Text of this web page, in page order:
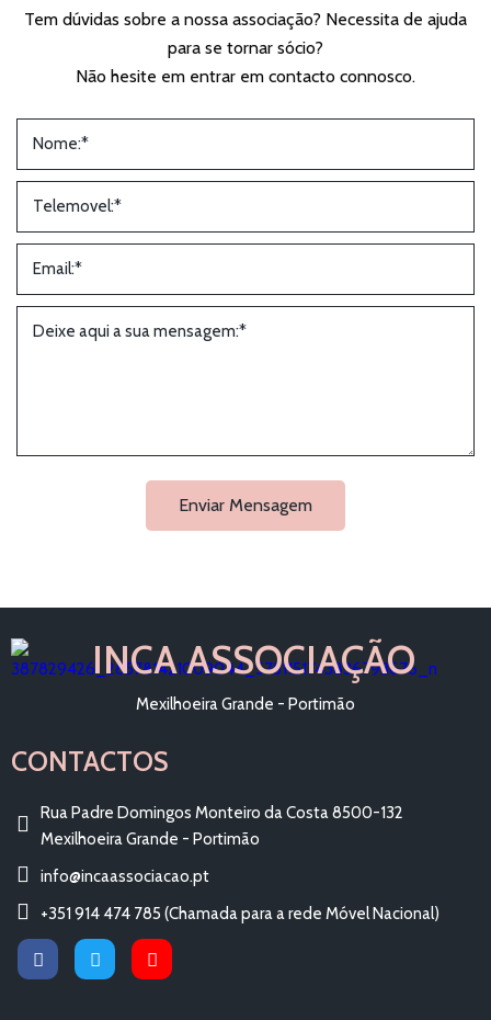
Tem dúvidas sobre a nossa associação? Necessita de ajuda
para se tornar sócio?
Não hesite em entrar em contacto connosco.
Enviar Mensagem
INCA ASSOCIAÇÃO
Mexilhoeira Grande - Portimão
CONTACTOS
Rua Padre Domingos Monteiro da Costa 8500-132
Mexilhoeira Grande - Portimão
info@incaassociacao.pt
+351 914 474 785 (Chamada para a rede Móvel Nacional)